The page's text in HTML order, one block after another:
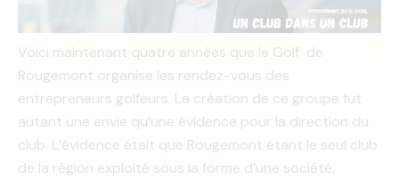
Voici maintenant quatre années que le Golf de
Rougemont organise les rendez-vous des
entrepreneurs golfeurs. La création de ce groupe fut
autant une envie qu’une évidence pour la direction du
club. L’évidence était que Rougemont étant le seul club
de la région exploité sous la forme d’une société.